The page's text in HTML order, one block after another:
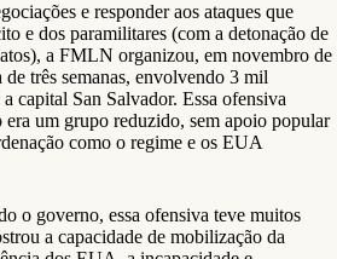
e responder aos ataques que
e dos paramilitares (com a detonação de
a FMLN organizou, em novembro de
três semanas, envolvendo 3 mil
capital San Salvador. Essa ofensiva
um grupo reduzido, sem apoio popular
como o regime e os EUA
o governo, essa ofensiva teve muitos
a capacidade de mobilização da